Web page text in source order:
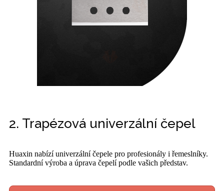
2. Trapézová univerzální čepel
Huaxin nabízí univerzální čepele pro profesionály i řemeslníky.
Standardní výroba a úprava čepelí podle vašich představ.